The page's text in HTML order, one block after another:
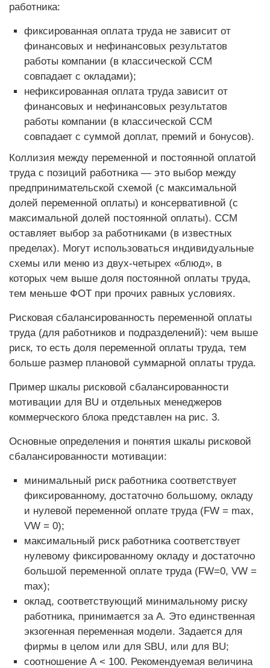
работника:
фиксированная оплата труда не зависит от
финансовых и нефинансовых результатов
работы компании (в классической ССМ
совпадает с окладами);
нефиксированная оплата труда зависит от
финансовых и нефинансовых результатов
работы компании (в классической ССМ
совпадает с суммой доплат, премий и бонусов).
Коллизия между переменной и постоянной оплатой
труда с позиций работника — это выбор между
предпринимательской схемой (с максимальной
долей переменной оплаты) и консервативной (с
максимальной долей постоянной оплаты). ССМ
оставляет выбор за работниками (в известных
пределах). Могут использоваться индивидуальные
схемы или меню из двух-четырех «блюд», в
которых чем выше доля постоянной оплаты труда,
тем меньше ФОТ при прочих равных условиях.
Рисковая сбалансированность переменной оплаты
труда (для работников и подразделений): чем выше
риск, то есть доля переменной оплаты труда, тем
больше размер плановой суммарной оплаты труда.
Пример шкалы рисковой сбалансированности
мотивации для BU и отдельных менеджеров
коммерческого блока представлен на рис. 3.
Основные определения и понятия шкалы рисковой
сбалансированности мотивации:
минимальный риск работника соответствует
фиксированному, достаточно большому, окладу
и нулевой переменной оплате труда (FW = max,
VW = 0);
максимальный риск работника соответствует
нулевому фиксированному окладу и достаточно
большой переменной оплате труда (FW=0, VW =
max);
оклад, соответствующий минимальному риску
работника, принимается за А. Это единственная
экзогенная переменная модели. Задается для
фирмы в целом или для SBU, или для BU;
соотношение А < 100. Рекомендуемая величина